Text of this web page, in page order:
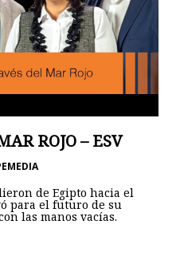
ROJO – ESV
de Egipto hacia el
para el futuro de su
las manos vacías.